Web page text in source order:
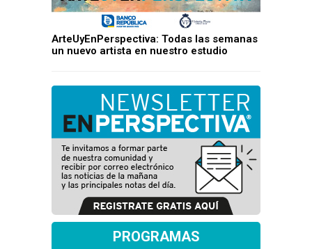
ArteUyEnPerspectiva: Todas las semanas
un nuevo artista en nuestro estudio
PROGRAMAS